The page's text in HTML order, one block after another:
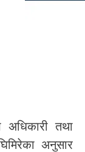
अधिकारी तथा
अनुसार